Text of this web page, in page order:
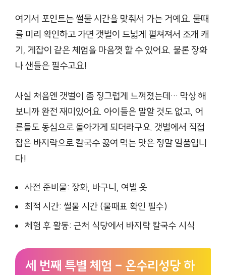
여기서 포인트는 썰물 시간을 맞춰서 가는 거예요. 물때
를 미리 확인하고 가면 갯벌이 드넓게 펼쳐져서 조개 캐
기, 게잡이 같은 체험을 마음껏 할 수 있어요. 물론 장화
나 샌들은 필수고요!
사실 처음엔 갯벌이 좀 징그럽게 느껴졌는데… 막상 해
보니까 완전 재미있어요. 아이들은 말할 것도 없고, 어
른들도 동심으로 돌아가게 되더라구요. 갯벌에서 직접
잡은 바지락으로 칼국수 끓여 먹는 맛은 정말 일품입니
다!
사전 준비물: 장화, 바구니, 여벌 옷
최적 시간: 썰물 시간 (물때표 확인 필수)
체험 후 활동: 근처 식당에서 바지락 칼국수 시식
세 번째 특별 체험 – 온수리성당 하